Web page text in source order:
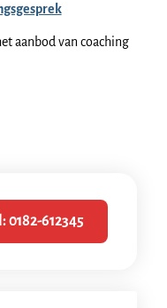
aanbod van coaching
612345